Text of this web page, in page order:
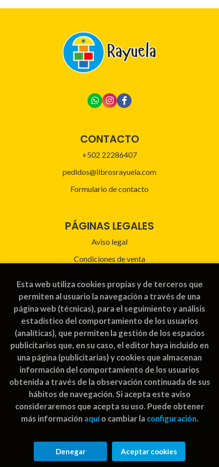
CONTACTO
+502 22286407
pedidos@librosrayuela.com
Formulario de contacto
PÁGINAS LEGALES
Aviso legal
Condiciones de venta
Política de Cookies
ATENCIÓN AL CLIENTE
Quiénes somos
Pedidos especiales
2026 ©Rayuela Guatemala | libros juegos. Todos los
Esta web utiliza cookies propias y de terceros que
permiten al usuario la navegación a través de una
página web (técnicas), para el seguimiento y análisis
estadístico del comportamiento de los usuarios
(analíticas), que permiten la gestión de los espacios
publicitarios que, en su caso, el editor haya incluido en
una página (publicitarias) y cookies que almacenan
información del comportamiento de los usuarios
obtenida a través de la observación continuada de sus
hábitos de navegación. Si acepta este aviso
consideraremos que acepta su uso. Puede obtener
más información aquío cambiar la configuración.
Denegar Aceptar cookies